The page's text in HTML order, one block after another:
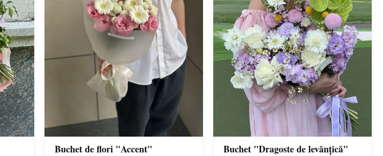
Buchet de flori "Accent" Buchet "Dragoste de levănțică"